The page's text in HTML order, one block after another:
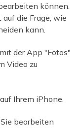
können.
die Frage, wie
kann.
der App "Fotos"
Video zu
Ihrem iPhone.
bearbeiten